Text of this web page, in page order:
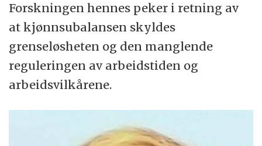
Forskningen hennes peker i retning av
at kjønnsubalansen skyldes
grenseløsheten og den manglende
reguleringen av arbeidstiden og
arbeidsvilkårene.